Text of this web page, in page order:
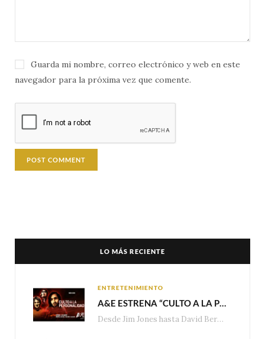
Guarda mi nombre, correo electrónico y web en este
navegador para la próxima vez que comente.
LO MÁS RECIENTE
ENTRETENIMIENTO
A&E ESTRENA “CULTO A LA PERSONALIDAD”,LA SERIE SOBRE LOS LÍDERES DE SECTA MÁS SINIESTROS DE LA HISTORIA
Desde Jim Jones hasta David Berg, la producción recorre en seis episodios cómo el carisma,…